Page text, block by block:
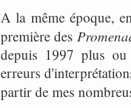
A la même époque,
première des
depuis 1997 plus
erreurs
partir de mes